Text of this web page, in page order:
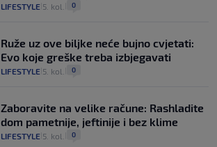
LIFESTYLE 5. kol. 0
Ruže uz ove biljke neće bujno cvjetati:
Evo koje greške treba izbjegavati
LIFESTYLE 5. kol. 0
Zaboravite na velike račune: Rashladite
dom pametnije, jeftinije i bez klime
LIFESTYLE 5. kol. 0